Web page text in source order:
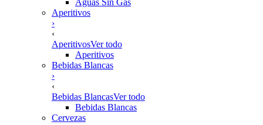
Aguas Sin Gas
Aperitivos
›
‹
AperitivosVer todo
Aperitivos
Bebidas Blancas
›
‹
Bebidas BlancasVer todo
Bebidas Blancas
Cervezas